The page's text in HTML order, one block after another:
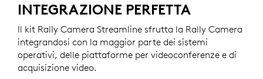
INTEGRAZIONE PERFETTA
Il kit Rally Camera Streamline sfrutta la Rally Camera
integrandosi con la maggior parte dei sistemi
operativi, delle piattaforme per videoconferenze e di
acquisizione video.